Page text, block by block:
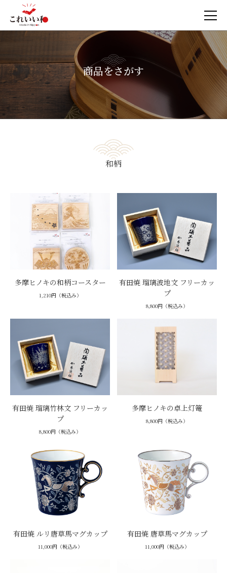
商品をさがす
和柄
多摩ヒノキの和柄コースター
1,210円（税込み）
有田焼 瑠璃波地文 フリーカッ
プ
8,800円（税込み）
有田焼 瑠璃竹林文 フリーカッ
プ
8,800円（税込み）
多摩ヒノキの卓上灯篭
8,800円（税込み）
有田焼 ルリ唐草馬マグカップ
11,000円（税込み）
有田焼 唐草馬マグカップ
11,000円（税込み）